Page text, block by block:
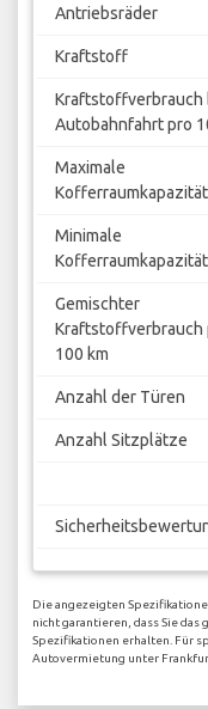
Antriebsräder
Kraftstoff
Kraftstoffverbrauch
Autobahnfahrt pro
Maximale
Kofferraumkapazität
Minimale
Kofferraumkapazität
Gemischter
Kraftstoffverbrauch
100 km
Anzahl der Türen
Anzahl Sitzplätze
Die angezeigten
nicht garantieren, dass Sie das
Spezifikationen erhalten. Für
Autovermietung unter